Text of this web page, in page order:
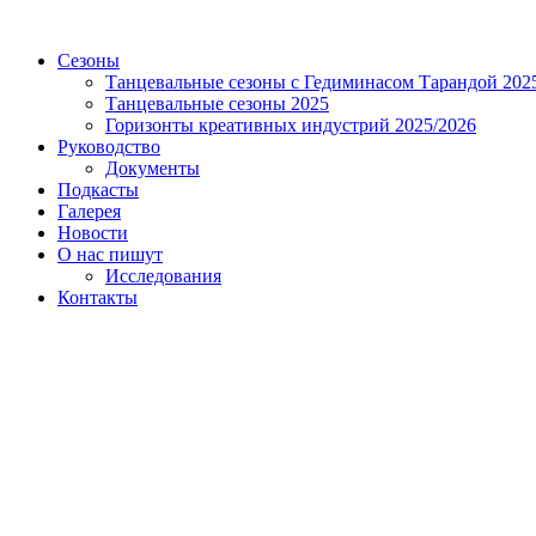
Сезоны
Танцевальные сезоны с Гедиминасом Тарандой
Танцевальные сезоны 2025
Горизонты креативных индустрий 2025/2026
Руководство
Документы
Подкасты
Галерея
Новости
О нас пишут
Исследования
Контакты